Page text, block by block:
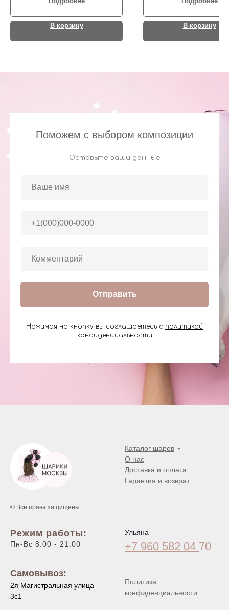
В корзину В корзину
Поможем с выбором композиции
Оставьте ваши данные
Отправить
Нажимая на кнопку вы соглашаетесь с политикой
конфиденциальности
© Все права защищены
Каталог шаров
О нас
Доставка и оплата
Гарантия и возврат
Режим работы:
Пн-Вс 8:00 - 21:00
Самовывоз:
2я Магистральная улица
3с1
Ульяна
+7 960 582 04 70
Политика
конфиденциальности